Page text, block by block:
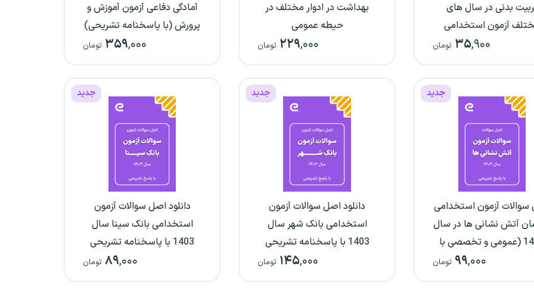
بدنی در سال های
آزمون استخدامی
و پرورش (با پاسخنامه
۳۵,۹۰۰ تومان
بهداشت در ادوار مختلف در
حیطه عمومی
۲۲۹,۰۰۰ تومان
آمادگی دفاعی آزمون آموزش و
پرورش (با پاسخنامه تشریحی)
۳۵۹,۰۰۰ تومان
جدید
آزمون استخدامی
آتش نشانی ها در سال
1403 (عمومی و تخصصی با
پاسخنامه تشریحی)
۹۹,۰۰۰ تومان
جدید
دانلود اصل سوالات آزمون
استخدامی بانک شهر سال
1403 با پاسخنامه تشریحی
۱۴۵,۰۰۰ تومان
جدید
دانلود اصل سوالات آزمون
استخدامی بانک سینا سال
1403 با پاسخنامه تشریحی
۸۹,۰۰۰ تومان